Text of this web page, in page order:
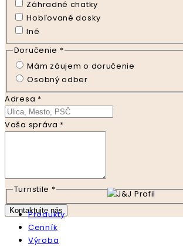
Záhradné chatky
Hobľované dosky
Iné
Doručenie *
Mám záujem o doručenie
Osobný odber
Adresa *
Vaša správa *
Turnstile *
Kontaktujte nás
Produkty
Cenník
Výroba